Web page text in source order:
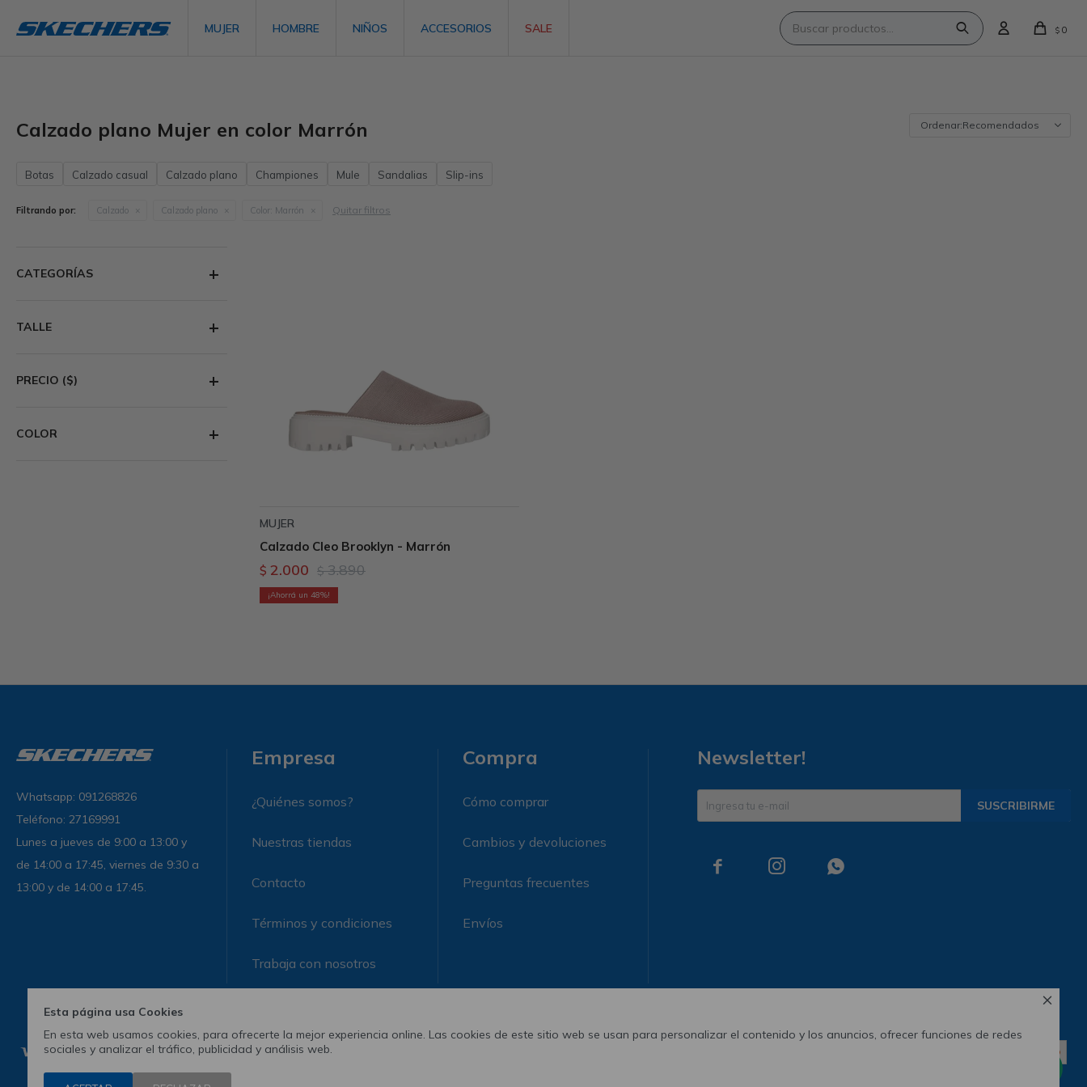

Esta página usa Cookies
En esta web usamos cookies, para ofrecerte la mejor experiencia online. Las cookies de este sitio web se usan para personalizar el contenido y los anuncios, ofrecer funciones de redes
sociales y analizar el tráfico, publicidad y análisis web.
MUJER HOMBRE NIÑOS ACCESORIOS SALE $ 0
Calzado plano Mujer en color Marrón Recomendados
Botas Calzado casual Calzado plano Championes Mule Sandalias Slip-ins
Filtrando por: Calzado Calzado plano Color: Marrón Quitar filtros
MUJER
Calzado Cleo Brooklyn - Marrón
$ 2.000 $ 3.890
48
CATEGORÍAS
TALLE
PRECIO ($)
COLOR
Whatsapp: 091268826
Teléfono: 27169991
Lunes a jueves de 9:00 a 13:00 y
de 14:00 a 17:45, viernes de 9:30 a
13:00 y de 14:00 a 17:45.
Empresa
¿Quiénes somos?
Nuestras tiendas
Contacto
Términos y condiciones
Trabaja con nosotros
Compra
Cómo comprar
Cambios y devoluciones
Preguntas frecuentes
Envíos
Newsletter!
SUSCRIBIRME
  